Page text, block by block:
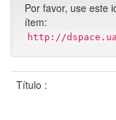
Por favor, use este
ítem:
http://
Título :